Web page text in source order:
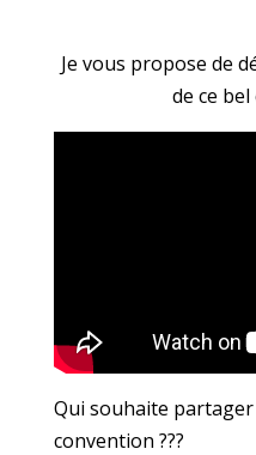
Je vous propose de
de ce
Qui souhaite
convention ???